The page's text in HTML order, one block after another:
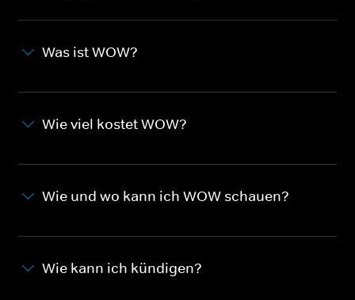
Was ist WOW?
Wie viel kostet WOW?
Wie und wo kann ich WOW schauen?
Wie kann ich kündigen?